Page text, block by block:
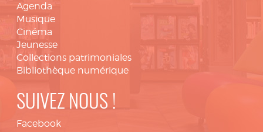
Agenda
Musique
Cinéma
Jeunesse
Collections patrimoniales
Bibliothèque numérique
SUIVEZ NOUS !
Facebook